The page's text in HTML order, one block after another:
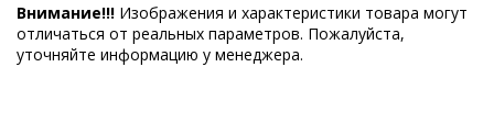
Внимание!!! Изображения и характеристики товара могут
отличаться от реальных параметров. Пожалуйста,
уточняйте информацию у менеджера.